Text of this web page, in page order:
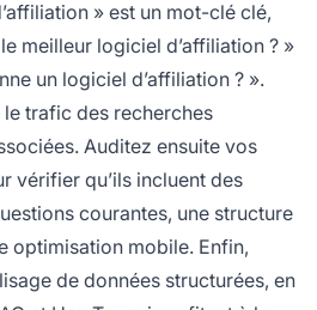
» est un mot-clé clé,
meilleur logiciel d’affiliation ? »
un logiciel d’affiliation ? ».
trafic des recherches
Auditez ensuite vos
vérifier qu’ils incluent des
courantes, une structure
optimisation mobile. Enfin,
de données structurées, en